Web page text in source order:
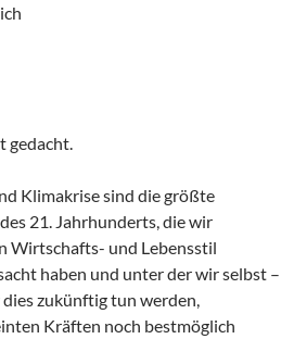
gedacht.
Klimakrise sind die größte
21. Jahrhunderts, die wir
Wirtschafts- und Lebensstil
haben und unter der wir selbst –
zukünftig tun werden,
Kräften noch bestmöglich